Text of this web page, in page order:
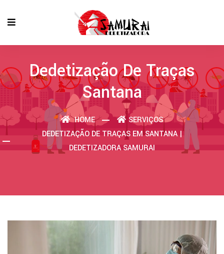
Dedetização De Traças
Santana
HOME
SERVIÇOS
DEDETIZAÇÃO DE TRAÇAS EM SANTANA |
DEDETIZADORA SAMURAI